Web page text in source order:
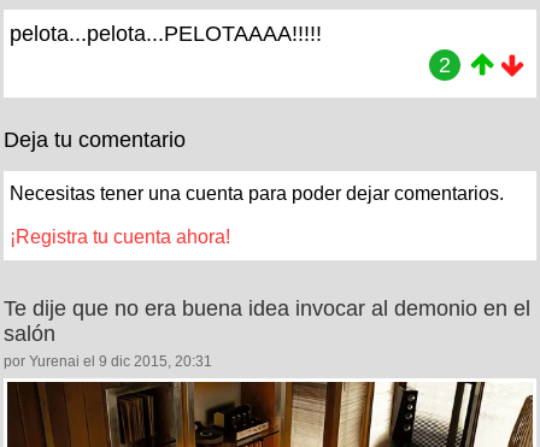
pelota...pelota...PELOTAAAA!!!!!
2
Deja tu comentario
Necesitas tener una cuenta para poder dejar comentarios.
¡Registra tu cuenta ahora!
Te dije que no era buena idea invocar al demonio en el
salón
por Yurenai el 9 dic 2015, 20:31